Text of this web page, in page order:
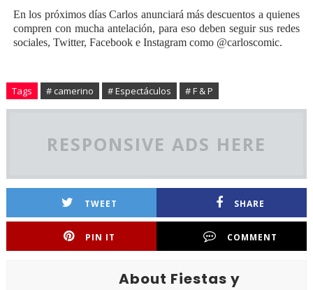
En los próximos días Carlos anunciará más descuentos a quienes
compren con mucha antelación, para eso deben seguir sus redes
sociales, Twitter, Facebook e Instagram como @carloscomic.
Tags # camerino # Espectáculos # F & P
RESPONSIVE ADS HERE
TWEET SHARE
PIN IT COMMENT
About Fiestas y